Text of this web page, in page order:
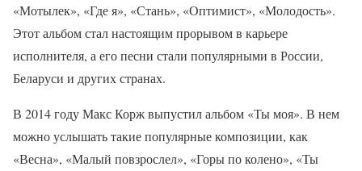
«Мотылек», «Где я», «Стань», «Оптимист», «Молодость».
Этот альбом стал настоящим прорывом в карьере
исполнителя, а его песни стали популярными в России,
Беларуси и других странах.
В 2014 году Макс Корж выпустил альбом «Ты моя». В нем
можно услышать такие популярные композиции, как
«Весна», «Малый повзрослел», «Горы по колено», «Ты